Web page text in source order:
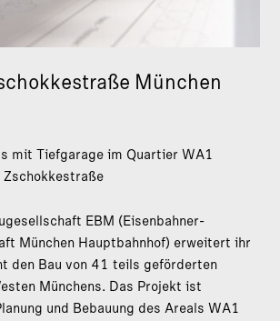
München
mit Tiefgarage im Quartier WA1
EBM (Eisenbahner-
München Hauptbahnhof) erweitert ihr
den Bau von 41 teils geförderten
Münchens. Das Projekt ist
und Bebauung des Areals WA1